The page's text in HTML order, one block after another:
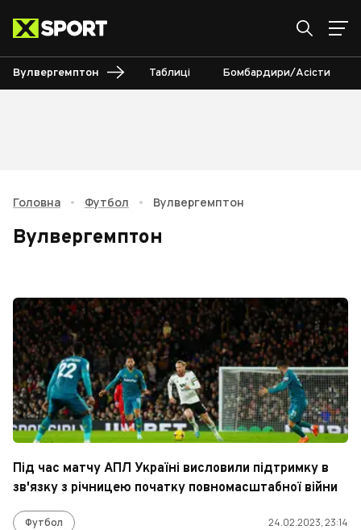
Вулвергемптон Таблиці Бомбардири/Асісти
Головна • Футбол • Вулвергемптон
Вулвергемптон
Під час матчу АПЛ Україні висловили підтримку в
зв'язку з річницею початку повномасштабної війни
Футбол 24.02.2023, 23:14